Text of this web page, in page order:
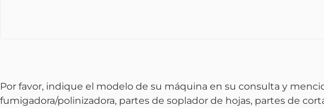
Por favor, indique el modelo de su máquina en su consulta y
fumigadora/polinizadora, partes de soplador de hojas, partes de